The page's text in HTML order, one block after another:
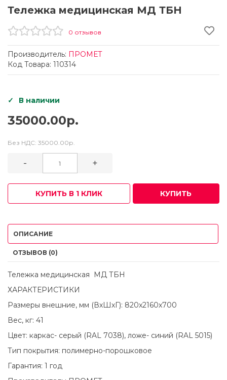
Тележка медицинская МД ТБН
0 отзывов
Производитель: ПРОМЕТ
Код Товара: 110314
В наличии
35000.00р.
Без НДС: 35000.00р.
- +
КУПИТЬ В 1 КЛИК КУПИТЬ
ОПИСАНИЕ
ОТЗЫВОВ (0)
Тележка медицинская МД ТБН
ХАРАКТЕРИСТИКИ
Размеры внешние, мм (ВхШхГ): 820x2160x700
Вес, кг: 41
Цвет: каркас- серый (RAL 7038), ложе- синий (RAL 5015)
Тип покрытия: полимерно-порошковое
Гарантия: 1 год